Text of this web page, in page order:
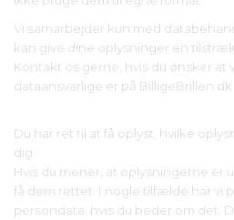
Vi samarbejder kun med
kan give dine oplysninger en
Kontakt os gerne, hvis du ønsker at
dataansvarlige er på BilligeBrillen.dk
Du har ret til at få oplyst, hvilke
dig.
Hvis du mener, at oplysningerne er
få dem rettet. I nogle tilfælde har vi
persondata, hvis du beder om det.